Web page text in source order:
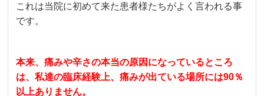
これは当院に初めて来た患者様たちがよく言われる事
です。
本来、痛みや辛さの本当の原因になっているところ
は、私達の臨床経験上、痛みが出ている場所には90％
以上ありません。